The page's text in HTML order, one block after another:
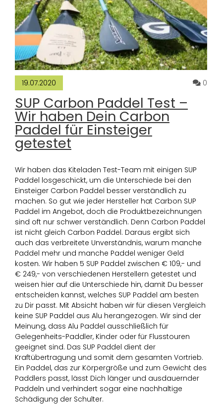
19.07.2020 0
SUP Carbon Paddel Test –
Wir haben Dein Carbon
Paddel für Einsteiger
getestet
Wir haben das Kiteladen Test-Team mit einigen SUP
Paddel losgeschickt, um die Unterschiede bei den
Einsteiger Carbon Paddel besser verständlich zu
machen. So gut wie jeder Hersteller hat Carbon SUP
Paddel im Angebot, doch die Produktbezeichnungen
sind oft nur schwer verständlich. Denn Carbon Paddel
ist nicht gleich Carbon Paddel. Daraus ergibt sich
auch das verbreitete Unverständnis, warum manche
Paddel mehr und manche Paddel weniger Geld
kosten. Wir haben 5 SUP Paddel zwischen € 109,- und
€ 249,- von verschiedenen Herstellern getestet und
weisen hier auf die Unterschiede hin, damit Du besser
entscheiden kannst, welches SUP Paddel am besten
zu Dir passt. Mit Absicht haben wir für diesen Vergleich
keine SUP Paddel aus Alu herangezogen. Wir sind der
Meinung, dass Alu Paddel ausschließlich für
Gelegenheits-Paddler, Kinder oder für Flusstouren
geeignet sind. Das SUP Paddel dient der
Kraftübertragung und somit dem gesamten Vortrieb.
Ein Paddel, das zur Körpergröße und zum Gewicht des
Paddlers passt, lässt Dich länger und ausdauernder
Paddeln und verhindert sogar eine nachhaltige
Schädigung der Schulter.